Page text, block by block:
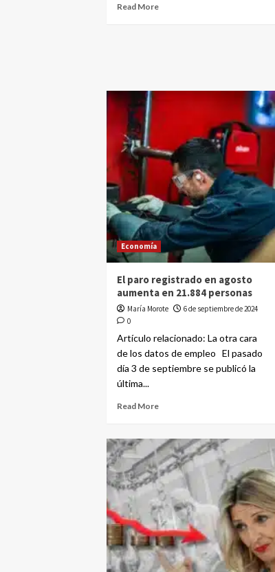
Read More
Economía
El paro registrado en agosto
aumenta en 21.884 personas
María Morote
6 de septiembre de 2024
0
Artículo relacionado: La otra cara
de los datos de empleo El pasado
día 3 de septiembre se publicó la
última...
Read More